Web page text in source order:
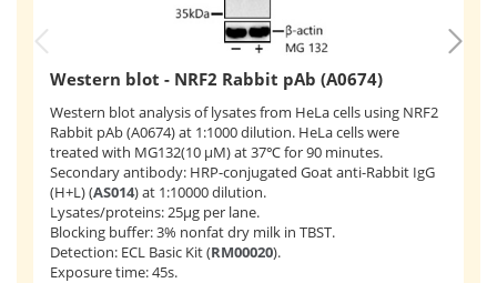
Western blot - NRF2 Rabbit pAb (A0674)
Western blot analysis of lysates from HeLa cells using NRF2
Rabbit pAb (A0674) at 1:1000 dilution. HeLa cells were
treated with MG132(10 μM) at 37℃ for 90 minutes.
Secondary antibody: HRP-conjugated Goat anti-Rabbit IgG
(H+L) (AS014) at 1:10000 dilution.
Lysates/proteins: 25μg per lane.
Blocking buffer: 3% nonfat dry milk in TBST.
Detection: ECL Basic Kit (RM00020).
Exposure time: 45s.